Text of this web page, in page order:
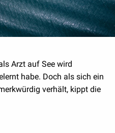
Arzt auf See wird
habe. Doch als sich ein
verhält, kippt die